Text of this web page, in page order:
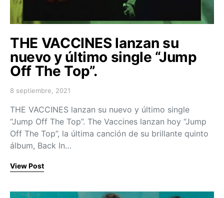
THE VACCINES lanzan su
nuevo y último single “Jump
Off The Top”.
Posted on
8 septiembre, 2021
THE VACCINES lanzan su nuevo y último single
“Jump Off The Top”. The Vaccines lanzan hoy “Jump
Off The Top”, la última canción de su brillante quinto
álbum, Back In…
View Post